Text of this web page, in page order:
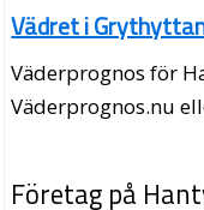
Vädret i
Väderprognos för
Väderprognos.nu
Företag på